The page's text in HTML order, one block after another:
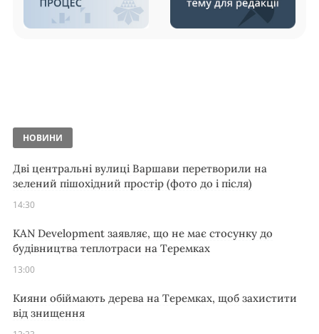
НОВИНИ
Дві центральні вулиці Варшави перетворили на
зелений пішохідний простір (фото до і після)
14:30
KAN Development заявляє, що не має стосунку до
будівництва теплотраси на Теремках
13:00
Кияни обіймають дерева на Теремках, щоб захистити
від знищення